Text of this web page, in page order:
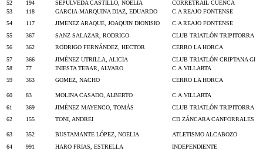
52
194 SEPÚLVEDA CASTILLO, NOELIA
CORRETRAIL CUENCA
53
118 GARCIA-MARQUINA DIAZ, EDUARDO
C.A REAJO FONTENSE
54
117 JIMENEZ ARAQUE, JOAQUIN DIONISIO
C.A REAJO FONTENSE
55
367 SANZ SALAZAR, RODRIGO
CLUB TRIATLÓN TRIPITORRA
56
362 RODRIGO FERNÁNDEZ, HECTOR
CERRO LA HORCA
57
366 JIMÉNEZ UTRILLA, ALICIA
CLUB TRIATLÓN CRIPTANA GI
58
77 INIESTA TEBAR, ALVARO
C.A.VILLARTA
59
363 GOMEZ, NACHO CERRO LA HORCA
60 83 MOLINA CASADO, ALBERTO
C.A.VILLARTA
61
369 JIMÉNEZ MAYENCO, TOMÁS
CLUB TRIATLÓN TRIPITORRA
62
155 TONI, ANDREI CD ZÁNCARA CANFORRALES
63 352 BUSTAMANTE LÓPEZ, NOELIA
ATLETISMO ALCABOZO
64
991 HARO FRIAS, ESTRELLA
INDEPENDIENTE